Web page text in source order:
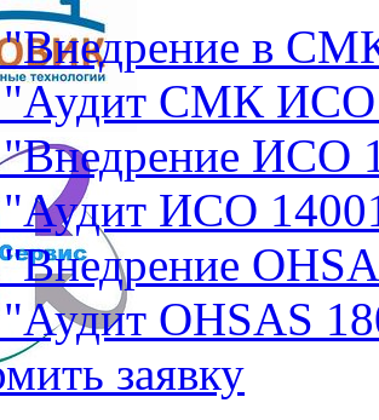
"Внедрение в
"Аудит СМК ИСО
ИСО
"Аудит ИСО
OHSAS
заявку